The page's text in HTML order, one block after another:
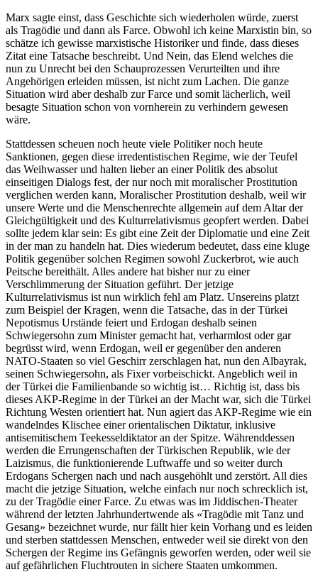
Marx sagte einst, dass Geschichte sich wiederholen würde, zuerst
als Tragödie und dann als Farce. Obwohl ich keine Marxistin bin, so
schätze ich gewisse marxistische Historiker und finde, dass dieses
Zitat eine Tatsache beschreibt. Und Nein, das Elend welches die
nun zu Unrecht bei den Schauprozessen Verurteilten und ihre
Angehörigen erleiden müssen, ist nicht zum Lachen. Die ganze
Situation wird aber deshalb zur Farce und somit lächerlich, weil
besagte Situation schon von vornherein zu verhindern gewesen
wäre.
Stattdessen scheuen noch heute viele Politiker noch heute
Sanktionen, gegen diese irredentistischen Regime, wie der Teufel
das Weihwasser und halten lieber an einer Politik des absolut
einseitigen Dialogs fest, der nur noch mit moralischer Prostitution
verglichen werden kann, Moralischer Prostitution deshalb, weil wir
unsere Werte und die Menschenrechte allgemein auf dem Altar der
Gleichgültigkeit und des Kulturrelativismus geopfert werden. Dabei
sollte jedem klar sein: Es gibt eine Zeit der Diplomatie und eine Zeit
in der man zu handeln hat. Dies wiederum bedeutet, dass eine kluge
Politik gegenüber solchen Regimen sowohl Zuckerbrot, wie auch
Peitsche bereithält. Alles andere hat bisher nur zu einer
Verschlimmerung der Situation geführt. Der jetzige
Kulturrelativismus ist nun wirklich fehl am Platz. Unsereins platzt
zum Beispiel der Kragen, wenn die Tatsache, das in der Türkei
Nepotismus Urstände feiert und Erdogan deshalb seinen
Schwiegersohn zum Minister gemacht hat, verharmlost oder gar
begrüsst wird, wenn Erdogan, weil er gegenüber den anderen
NATO-Staaten so viel Geschirr zerschlagen hat, nun den Albayrak,
seinen Schwiegersohn, als Fixer vorbeischickt. Angeblich weil in
der Türkei die Familienbande so wichtig ist… Richtig ist, dass bis
dieses AKP-Regime in der Türkei an der Macht war, sich die Türkei
Richtung Westen orientiert hat. Nun agiert das AKP-Regime wie ein
wandelndes Klischee einer orientalischen Diktatur, inklusive
antisemitischem Teekesseldiktator an der Spitze. Währenddessen
werden die Errungenschaften der Türkischen Republik, wie der
Laizismus, die funktionierende Luftwaffe und so weiter durch
Erdogans Schergen nach und nach ausgehöhlt und zerstört. All dies
macht die jetzige Situation, welche einfach nur noch schrecklich ist,
zu der Tragödie einer Farce. Zu etwas was im Jiddischen-Theater
während der letzten Jahrhundertwende als «Tragödie mit Tanz und
Gesang» bezeichnet wurde, nur fällt hier kein Vorhang und es leiden
und sterben stattdessen Menschen, entweder weil sie direkt von den
Schergen der Regime ins Gefängnis geworfen werden, oder weil sie
auf gefährlichen Fluchtrouten in sichere Staaten umkommen.